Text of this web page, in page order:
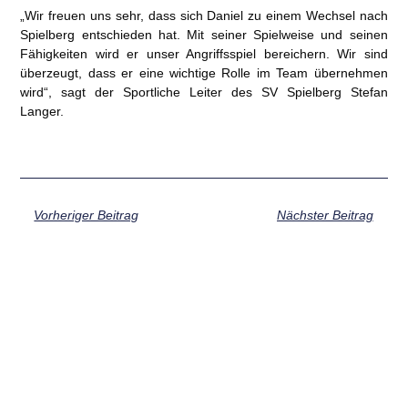
„Wir freuen uns sehr, dass sich Daniel zu einem Wechsel nach
Spielberg entschieden hat. Mit seiner Spielweise und seinen
Fähigkeiten wird er unser Angriffsspiel bereichern. Wir sind
überzeugt, dass er eine wichtige Rolle im Team übernehmen
wird“, sagt der Sportliche Leiter des SV Spielberg Stefan
Langer.
Vorheriger Beitrag Nächster Beitrag